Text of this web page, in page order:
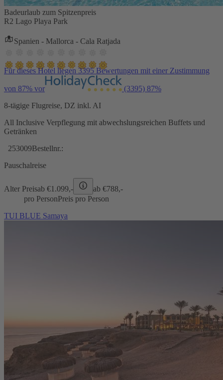
Badeurlaub zum Spitzenpreis
R2 Lago Playa Park
Spanien - Mallorca - Cala Ratjada
Für dieses Hotel liegen 3395 Bewertungen mit einer Zustimmung
von 87% vor (3395) 87%
8-tägige Flugreise, DZ inkl. AI
All Inclusive Verpflegung mit abwechslungsreichen Buffets und
Getränken
253009Bestellnr.:
Pauschalreise
Alter Preisab €1.099,- ab €788,-
pro PersonPreis pro Person
TUI BLUE Samaya